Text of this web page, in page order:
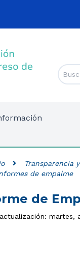
Transparencia
de empalme
de
martes,